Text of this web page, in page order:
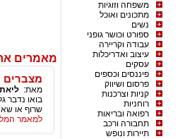
משפחה וזוגיות
מתכונים ואוכל
נשים
ספורט וכושר גופני
עבודה וקריירה
עיצוב ואדריכלות
עסקים
פיננסים וכספים
פרסום ושיווק
קניות וצרכנות
רוחניות
רפואה ובריאות
תחבורה ורכב
תיירות ונופש
מאמרים
מצברים
מאת:
בואו נדבר
שרוף או
למאמר